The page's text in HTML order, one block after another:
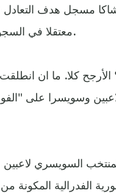
معتقلا في السجون الصربية خلال الثمانينات.
كلا. ما ان انطلقت
وسويسرا على
السويسري لاعبين